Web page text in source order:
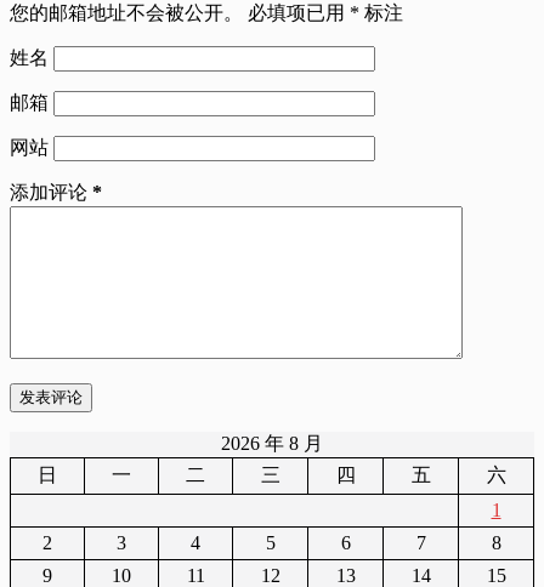
您的邮箱地址不会被公开。 必填项已用 * 标注
姓名
邮箱
网站
添加评论 *
发表评论
2026 年 8 月
日
一 二 三 四 五
六
1
2
3 4 5 6 7
8
9
10 11 12 13 14
15